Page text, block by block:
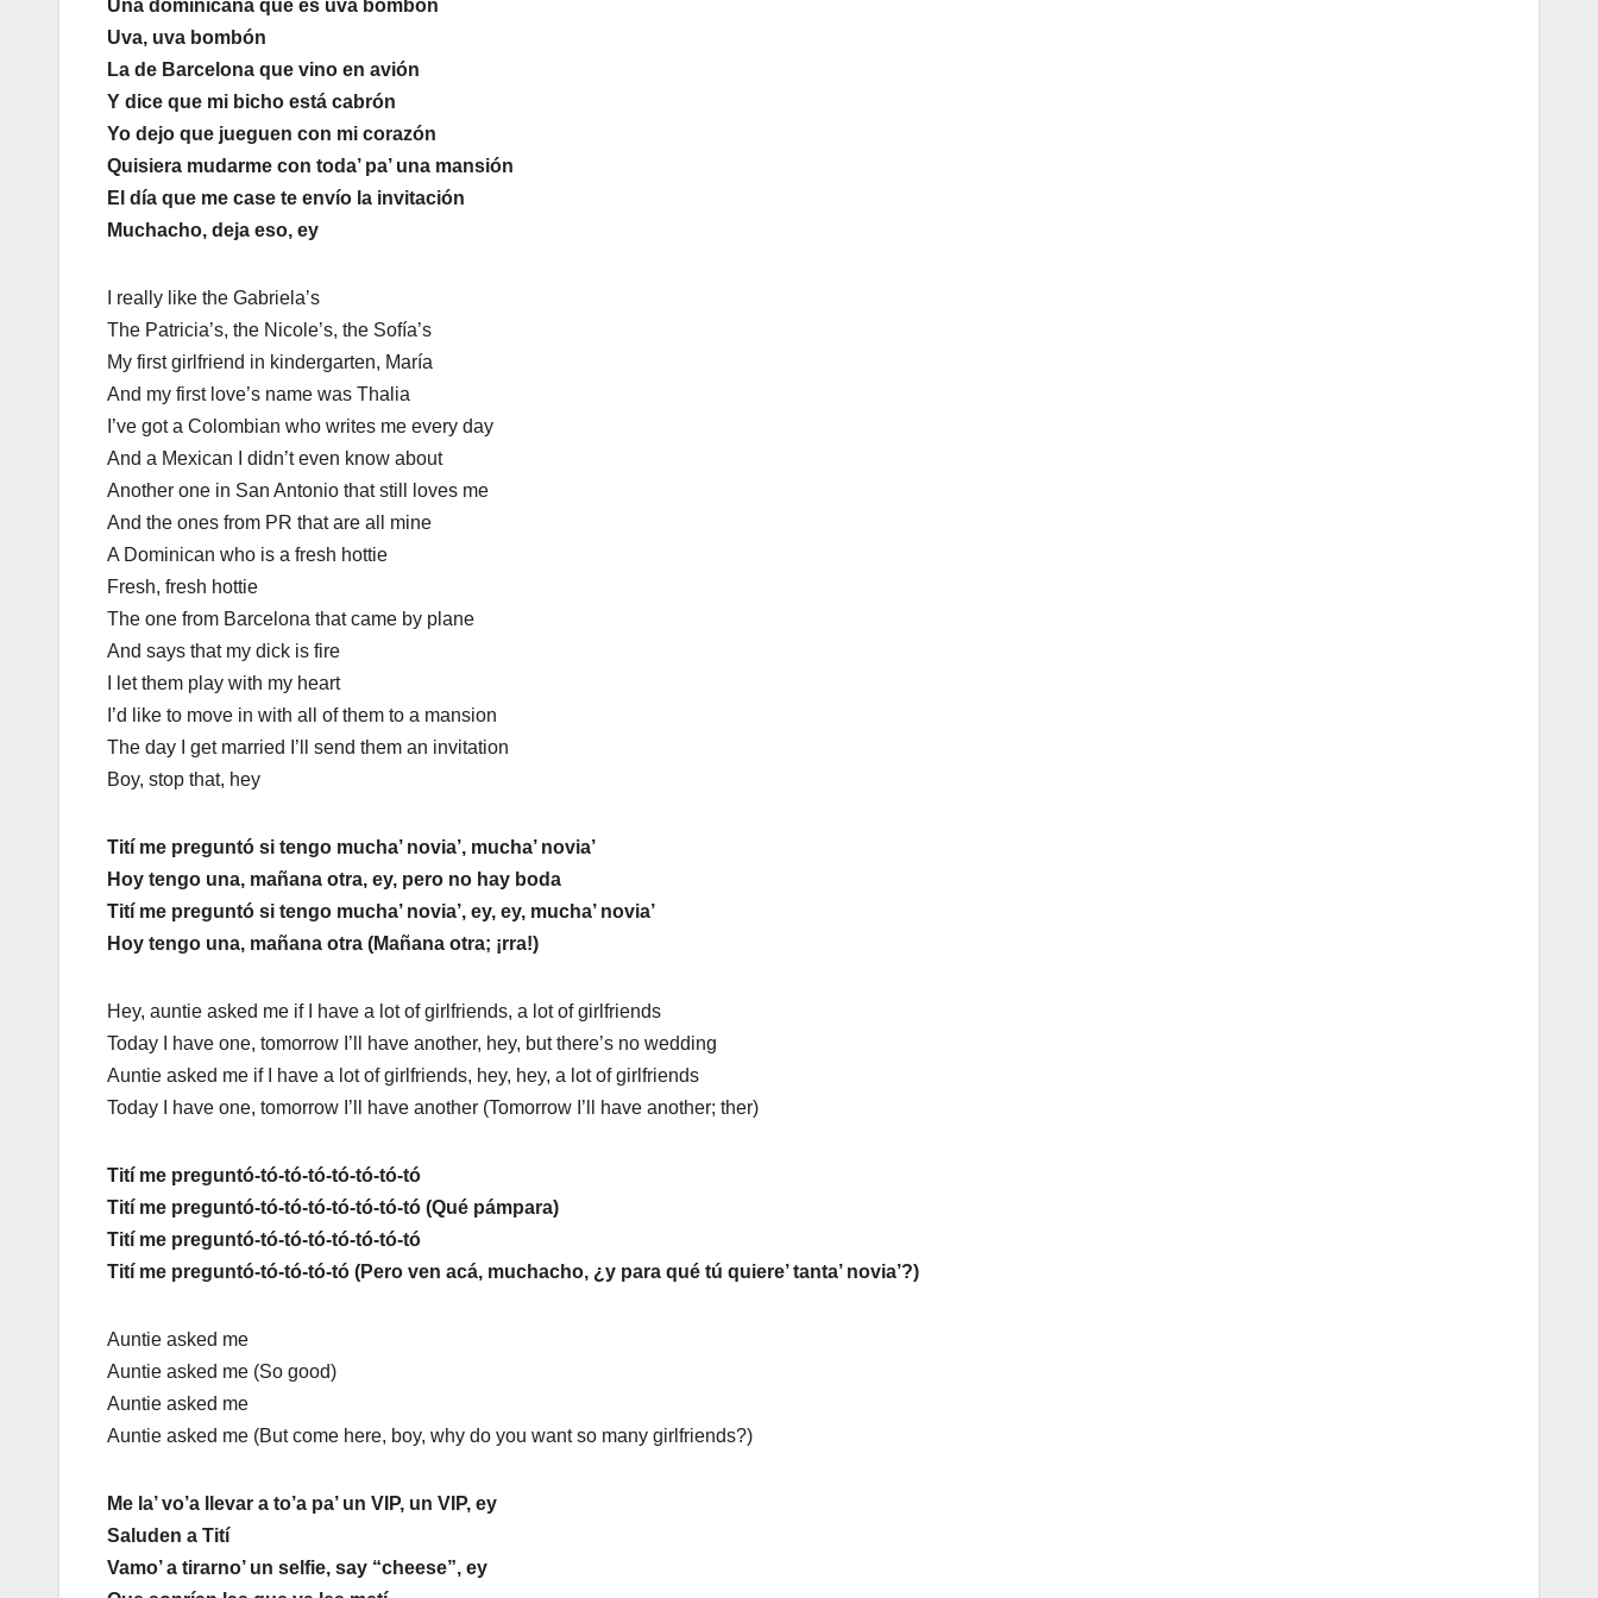
Una dominicana que es uva bombón
Uva, uva bombón
La de Barcelona que vino en avión
Y dice que mi bicho está cabrón
Yo dejo que jueguen con mi corazón
Quisiera mudarme con toda’ pa’ una mansión
El día que me case te envío la invitación
Muchacho, deja eso, ey
I really like the Gabriela’s
The Patricia’s, the Nicole’s, the Sofía’s
My first girlfriend in kindergarten, María
And my first love’s name was Thalia
I’ve got a Colombian who writes me every day
And a Mexican I didn’t even know about
Another one in San Antonio that still loves me
And the ones from PR that are all mine
A Dominican who is a fresh hottie
Fresh, fresh hottie
The one from Barcelona that came by plane
And says that my dick is fire
I let them play with my heart
I’d like to move in with all of them to a mansion
The day I get married I’ll send them an invitation
Boy, stop that, hey
Tití me preguntó si tengo mucha’ novia’, mucha’ novia’
Hoy tengo una, mañana otra, ey, pero no hay boda
Tití me preguntó si tengo mucha’ novia’, ey, ey, mucha’ novia’
Hoy tengo una, mañana otra (Mañana otra; ¡rra!)
Hey, auntie asked me if I have a lot of girlfriends, a lot of girlfriends
Today I have one, tomorrow I’ll have another, hey, but there’s no wedding
Auntie asked me if I have a lot of girlfriends, hey, hey, a lot of girlfriends
Today I have one, tomorrow I’ll have another (Tomorrow I’ll have another; ther)
Tití me preguntó-tó-tó-tó-tó-tó-tó-tó
Tití me preguntó-tó-tó-tó-tó-tó-tó-tó (Qué pámpara)
Tití me preguntó-tó-tó-tó-tó-tó-tó-tó
Tití me preguntó-tó-tó-tó-tó (Pero ven acá, muchacho, ¿y para qué tú quiere’ tanta’ novia’?)
Auntie asked me
Auntie asked me (So good)
Auntie asked me
Auntie asked me (But come here, boy, why do you want so many girlfriends?)
Me la’ vo’a llevar a to’a pa’ un VIP, un VIP, ey
Saluden a Tití
Vamo’ a tirarno’ un selfie, say “cheese”, ey